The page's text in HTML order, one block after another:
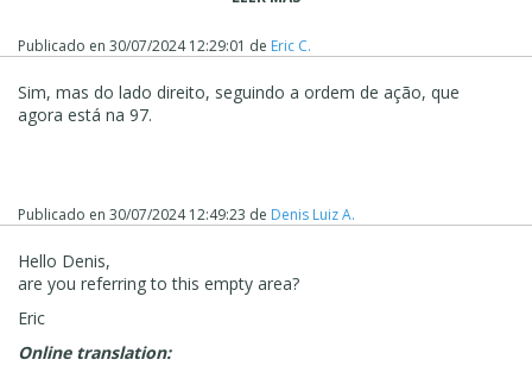
Publicado en 30/07/2024 12:29:01 de Eric C.
Sim, mas do lado direito, seguindo a ordem de ação, que
agora está na 97.
Publicado en 30/07/2024 12:49:23 de Denis Luiz A.
Hello Denis,
are you referring to this empty area?
Eric
Online translation: